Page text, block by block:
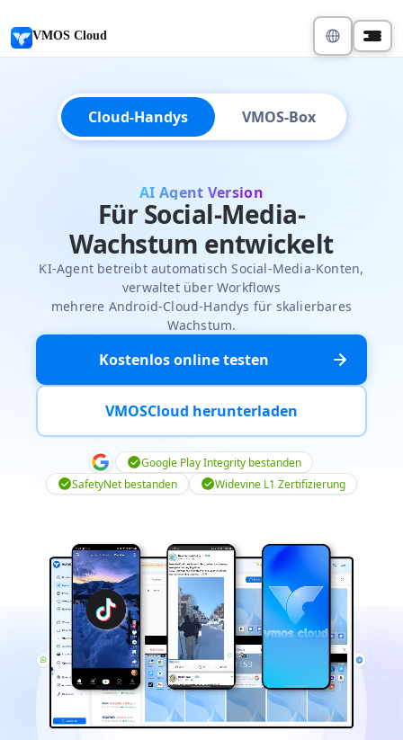
VMOS Cloud
Cloud-Handys VMOS-Box
AI Agent Version
Kostenlos online testen
VMOSCloud herunterladen
Für Social-Media-
Wachstum entwickelt
KI-Agent betreibt automatisch Social-Media-Konten,
verwaltet über Workflows
mehrere Android-Cloud-Handys für skalierbares
Wachstum.
Google Play Integrity bestanden
SafetyNet bestanden
Widevine L1 Zertifizierung